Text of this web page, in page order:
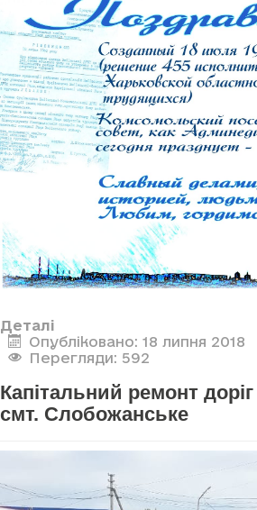
Деталі
Опубліковано: 18 липня 2018
Перегляди: 592
Капітальний ремонт
смт. Слобожанське